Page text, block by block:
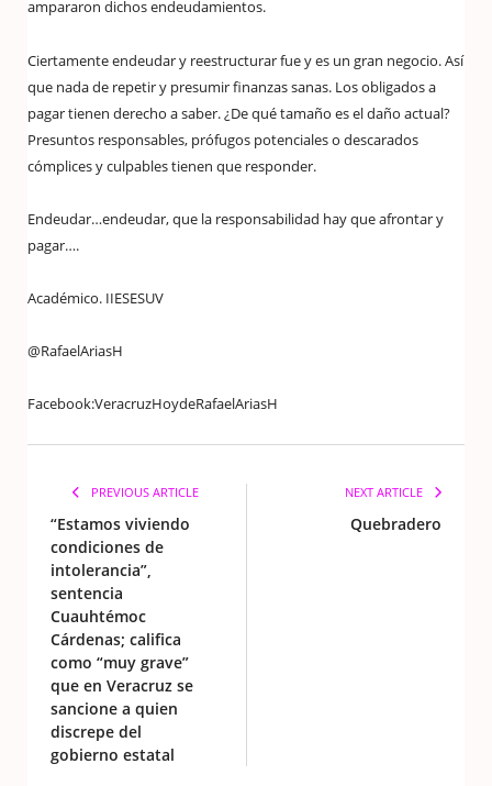
ampararon dichos endeudamientos.
Ciertamente endeudar y reestructurar fue y es un gran negocio. Así
que nada de repetir y presumir finanzas sanas. Los obligados a
pagar tienen derecho a saber. ¿De qué tamaño es el daño actual?
Presuntos responsables, prófugos potenciales o descarados
cómplices y culpables tienen que responder.
Endeudar…endeudar, que la responsabilidad hay que afrontar y
pagar….
Académico. IIESESUV
@RafaelAriasH
Facebook:VeracruzHoydeRafaelAriasH
PREVIOUS ARTICLE
“Estamos viviendo
condiciones de
intolerancia”,
sentencia
Cuauhtémoc
Cárdenas; califica
como “muy grave”
que en Veracruz se
sancione a quien
discrepe del
gobierno estatal
NEXT ARTICLE
Quebradero